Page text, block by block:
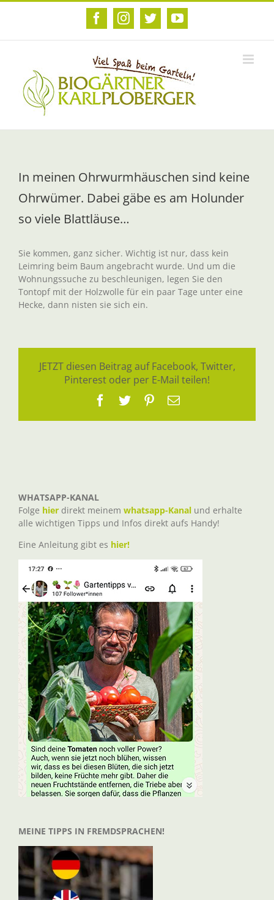
Zum
FacebookInstagram
TwitterYouTube
In meinen Ohrwurmhäuschen sind keine
Ohrwümer. Dabei gäbe es am Holunder
so viele Blattläuse…
Sie kommen, ganz sicher. Wichtig ist nur, dass kein
Leimring beim Baum angebracht wurde. Und um die
Wohnungssuche zu beschleunigen, legen Sie den
Tontopf mit der Holzwolle für ein paar Tage unter eine
Hecke, dann nisten sie sich ein.
JETZT diesen Beitrag auf Facebook, Twitter,
Pinterest oder per E-Mail teilen!
Facebook
TwitterPinterest
E-
WHATSAPP-KANAL
Folge hier direkt meinem whatsapp-Kanal und erhalte
alle wichtigen Tipps und Infos direkt aufs Handy!
Eine Anleitung gibt es hier!
MEINE TIPPS IN FREMDSPRACHEN!